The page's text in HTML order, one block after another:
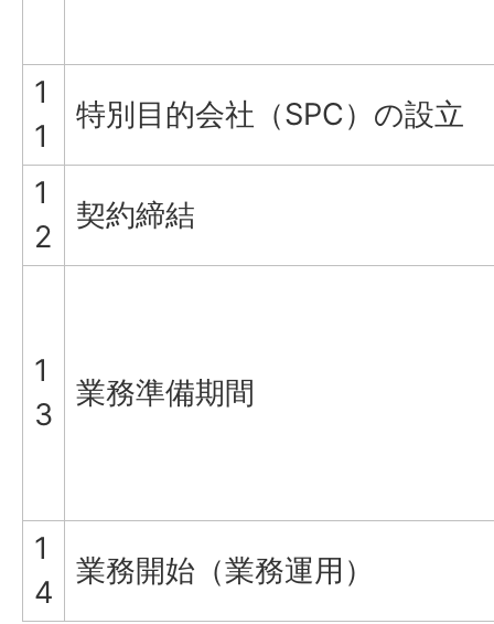
1
1
特別目的会社（SPC）の設立
1
2
契約締結
1
3
業務準備期間
1
4
業務開始（業務運用）